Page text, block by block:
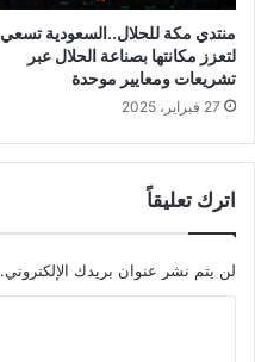
منتدي مكة للحلال..السعودية تسعي
لتعزز مكانتها بصناعة الحلال عبر
تشريعات ومعايير موحدة
27 فبراير، 2025
اترك تعليقاً
لن يتم نشر عنوان بريدك الإلكتروني.